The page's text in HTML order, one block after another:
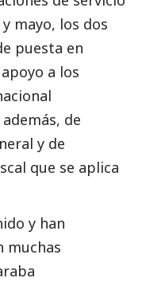
mayo, los dos
puesta en
a los
de
y de
que se aplica
y han
muchas